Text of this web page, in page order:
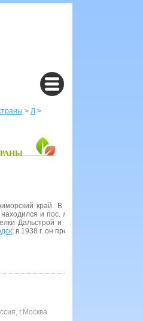
> Л >
край. В 1924 г. было начато
и пос. лесозавода, ранее
Дальстрой и
; в 1938 г. он преобразован в город.
г.Москва